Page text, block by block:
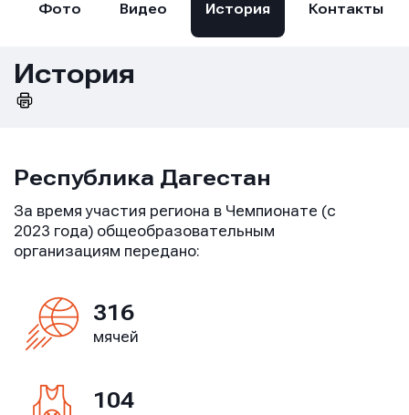
Фото Видео История Контакты
История
Республика Дагестан
За время участия региона в Чемпионате (с
2023 года) общеобразовательным
организациям передано:
316
мячей
104